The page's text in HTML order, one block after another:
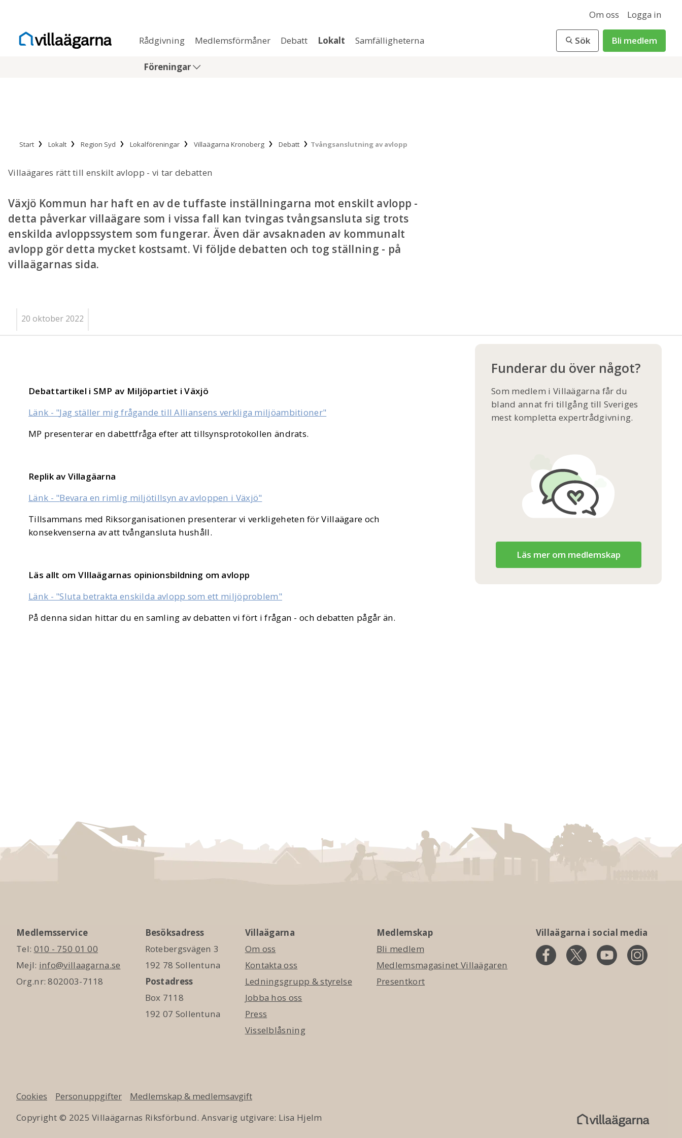
Om oss Logga in
Rådgivning Medlemsförmåner Debatt Lokalt Samfälligheterna Sök Bli medlem
Föreningar
Start Lokalt Region Syd Lokalföreningar Villaägarna Kronoberg Debatt Tvångsanslutning av avlopp
Villaägares rätt till enskilt avlopp - vi tar debatten
Växjö Kommun har haft en av de tuffaste inställningarna mot enskilt avlopp -
detta påverkar villaägare som i vissa fall kan tvingas tvångsansluta sig trots
enskilda avloppssystem som fungerar. Även där avsaknaden av kommunalt
avlopp gör detta mycket kostsamt. Vi följde debatten och tog ställning - på
villaägarnas sida.
20 oktober 2022
Debattartikel i SMP av Miljöpartiet i Växjö
Länk - "Jag ställer mig frågande till Alliansens verkliga miljöambitioner"
MP presenterar en dabettfråga efter att tillsynsprotokollen ändrats.
Replik av Villagäarna
Länk - "Bevara en rimlig miljötillsyn av avloppen i Växjö"
Tillsammans med Riksorganisationen presenterar vi verkligeheten för Villaägare och
konsekvenserna av att tvångansluta hushåll.
Läs allt om VIllaägarnas opinionsbildning om avlopp
Länk - "Sluta betrakta enskilda avlopp som ett miljöproblem"
På denna sidan hittar du en samling av debatten vi fört i frågan - och debatten pågår än.
Funderar du över något?
Som medlem i Villaägarna får du
bland annat fri tillgång till Sveriges
mest kompletta expertrådgivning.
Läs mer om medlemskap
Medlemsservice
Tel: 010 - 750 01 00
Mejl: info@villaagarna.se
Org.nr: 802003-7118
Besöksadress
Rotebergsvägen 3
192 78 Sollentuna
Postadress
Box 7118
192 07 Sollentuna
Villaägarna
Om oss
Kontakta oss
Ledningsgrupp & styrelse
Jobba hos oss
Press
Visselblåsning
Medlemskap
Bli medlem
Medlemsmagasinet Villaägaren
Presentkort
Villaägarna i social media
Cookies Personuppgifter
Medlemskap & medlemsavgift
Copyright © 2025 Villaägarnas Riksförbund. Ansvarig utgivare: Lisa Hjelm